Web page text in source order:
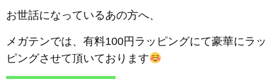
お世話になっているあの方へ、
メガテンでは、有料100円ラッピングにて豪華にラッ
ピングさせて頂いております